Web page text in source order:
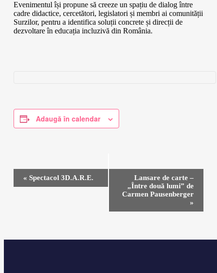
Evenimentul își propune să creeze un spațiu de dialog între
cadre didactice, cercetători, legislatori și membri ai comunității
Surzilor, pentru a identifica soluții concrete și direcții de
dezvoltare în educația incluzivă din România.
Adaugă în calendar
Navigare
« Spectacol 3D.A.R.E.
Lansare de carte –
„Între două lumi” de
Carmen Pausenberger
»